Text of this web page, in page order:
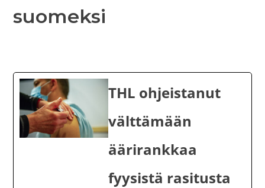
suomeksi
THL ohjeistanut
välttämään
äärirankkaa
fyysistä rasitusta